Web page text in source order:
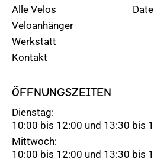
Alle Velos
Veloanhänger
Werkstatt
Kontakt
ÖFFNUNGSZEITEN
Dienstag:
10:00 bis 12:00 und 13:30 bis
Mittwoch:
10:00 bis 12:00 und 13:30 bis